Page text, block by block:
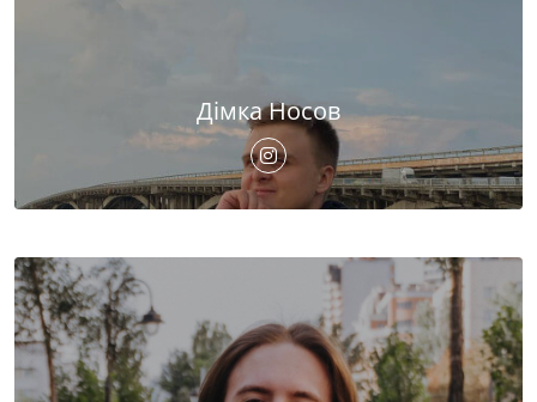
Дімка Носов